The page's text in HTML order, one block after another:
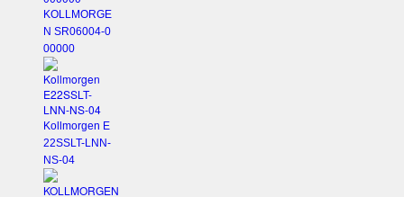
KOLLMORGE
N SR06004-0
00000
Kollmorgen E
22SSLT-LNN-
NS-04